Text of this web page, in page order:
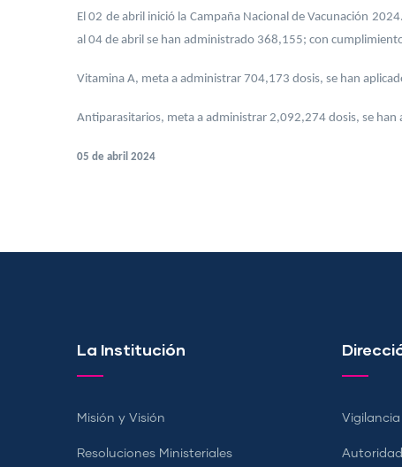
El 02 de abril inició la Campaña Nacional de Vacunación
al 04 de abril se han administrado 368,155; con
Vitamina A, meta a administrar 704,173 dosis, se han
Antiparasitarios, meta a administrar 2,092,274 dosis, se
05 de abril 2024
La Institución
Misión y Visión
Resoluciones Ministeriales